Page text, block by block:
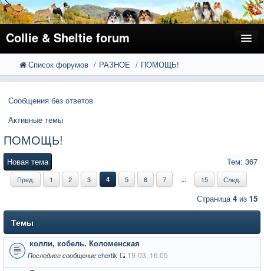
Collie & Sheltie forum
FAQ
Расширенный поиск
Список форумов РАЗНОЕ ПОМОЩЬ!
Сообщения без ответов
Активные темы
ПОМОЩЬ!
Новая тема Тем: 367
Пред. 1 2 3 4 5 6 7 ... 15 След.
Страница 4 из 15
Темы
колли, кобель. Коломенская
Последнее сообщение chertik 19-03, 16:05